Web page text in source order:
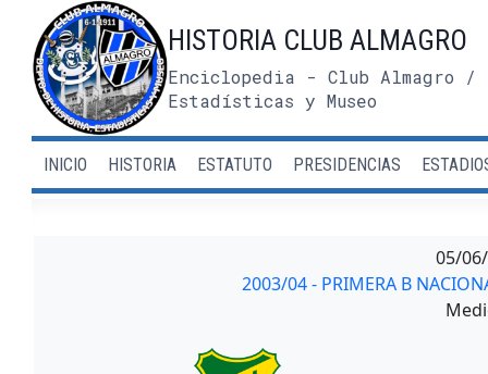
contenido
HISTORIA CLUB ALMAGRO
Enciclopedia - Club Almagro /
Estadísticas y Museo
INICIO HISTORIA ESTATUTO PRESIDENCIAS
05/
2003/04 - PRIMERA B